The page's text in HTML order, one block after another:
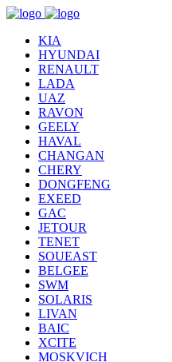
KIA
HYUNDAI
RENAULT
LADA
UAZ
RAVON
GEELY
HAVAL
CHANGAN
CHERY
DONGFENG
EXEED
GAC
JETOUR
TENET
SOUEAST
BELGEE
SWM
SOLARIS
LIVAN
BAIC
XCITE
MOSKVICH